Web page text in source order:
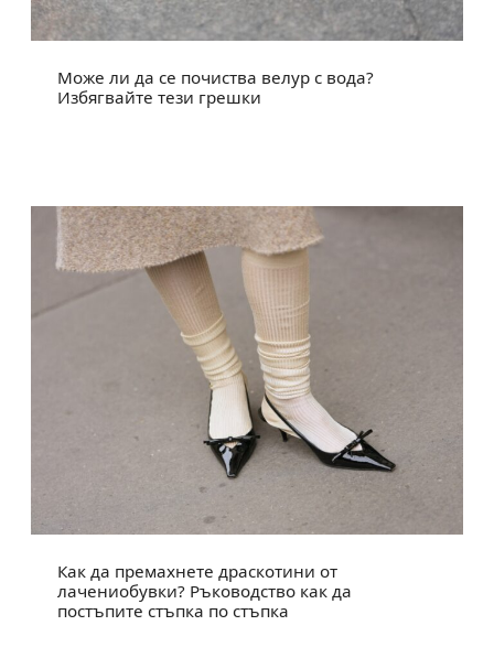
Може ли да се почиства велур с вода?
Избягвайте тези грешки
Как да премахнете драскотини от
лачениобувки? Ръководство как да
постъпите стъпка по стъпка